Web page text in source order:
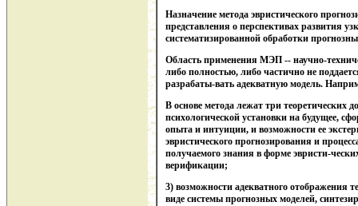
Назначение метода эвристического
представления о перспективах развития
систематизированной обработки
Область применения МЭП -- научно-
либо полностью, либо частично не
разрабаты-вать адекватную модель.
В основе метода лежат три теоретических
психологической установки на будущее,
опыта и интуиции, и возможности ее
эвристического прогнозирования и
получаемого знания в форме эвристи-
верификации;
3) возможности адекватного отображения
виде системы прогнозных моделей,